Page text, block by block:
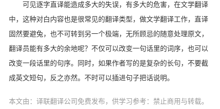
可见逐字直译能造成多大的失误，有多大的危害，在文学翻译
中，这种对白内容也是很常见的翻译类型，做文学翻译工作，直译
固然要避兔，也不可转到另一个极端，无所顾忌的随意处理原文，
翻译员能有多大的余地呢？不仅可以改变一句话里的词序，也可以
改变一段话里的句序。同时，如果作者写的是复杂的长句，不要截
成英文短句，反之亦然。不时可以插进句子把话说明。
本文由：译联翻译公司免费发布，供学习参考：禁止商用与转载。